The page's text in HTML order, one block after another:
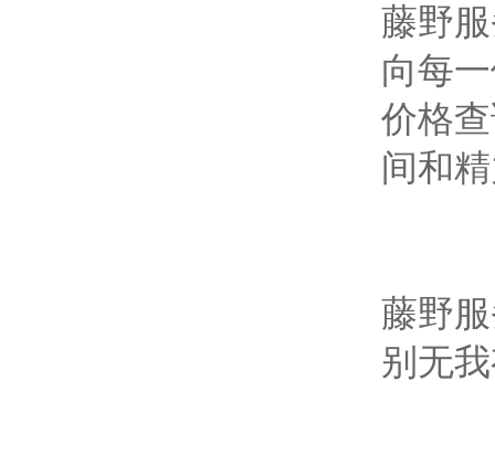
藤野
向每
价格
间和
藤野
别无